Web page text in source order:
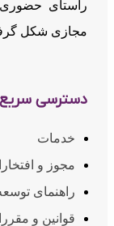
راستای
مجازی شکل
دسترسی سریع
خدمات
مجوز و
راهنمای
قوانین و